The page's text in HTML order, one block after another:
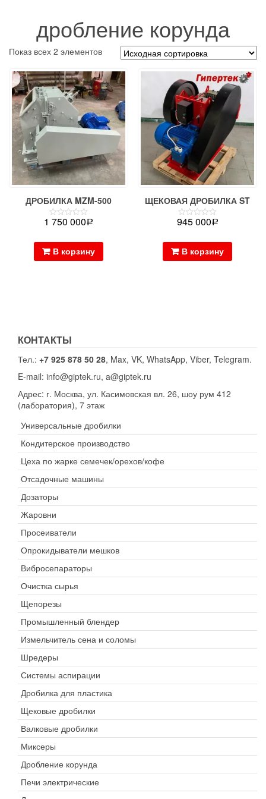
дробление корунда
Показ всех 2 элементов
ДРОБИЛКА MZM-500
Оценка
5
1 750 000Р
В корзину
ЩЕКОВАЯ ДРОБИЛКА ST
Оценка
5
945 000Р
В корзину
КОНТАКТЫ
Тел.: +7 925 878 50 28, Max, VK, WhatsApp, Viber, Telegram.
E-mail: info@giptek.ru, a@giptek.ru
Адрес: г. Москва, ул. Касимовская вл. 26, шоу рум 412
(лаборатория), 7 этаж
Универсальные дробилки
Кондитерское производство
Цеха по жарке семечек/орехов/кофе
Отсадочные машины
Дозаторы
Жаровни
Просеиватели
Опрокидыватели мешков
Вибросепараторы
Очистка сырья
Щепорезы
Промышленный блендер
Измельчитель сена и соломы
Шредеры
Системы аспирации
Дробилка для пластика
Щековые дробилки
Валковые дробилки
Миксеры
Дробление корунда
Печи электрические